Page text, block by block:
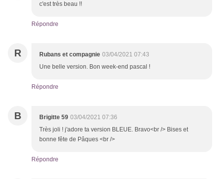
c'est très beau !!
Répondre
R Rubans et compagnie 03/04/2021 07:43
Une belle version. Bon week-end pascal !
Répondre
B Brigitte 59 03/04/2021 07:36
Très joli ! j'adore ta version BLEUE. Bravo<br /> Bises et
bonne fête de Pâques <br />
Répondre